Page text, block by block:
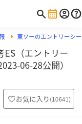
東ソーのエントリーシ
ES（エントリー
06-28公開）
お気に入り (10641)